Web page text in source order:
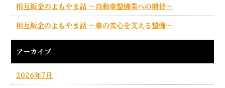
相互鈑金のよもやま話 ～自動車整備業への期待～
相互鈑金のよもやま話 ～車の安心を支える整備～
アーカイブ
2026年7月